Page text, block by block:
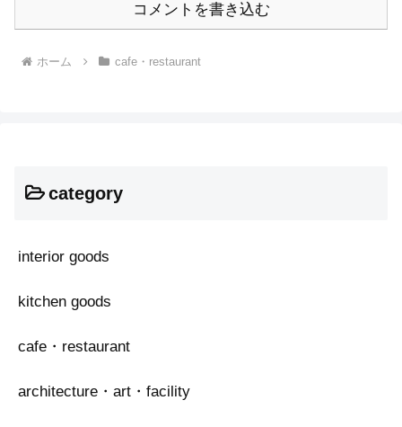
コメントを書き込む
ホーム cafe・restaurant
category
interior goods
kitchen goods
cafe・restaurant
architecture・art・facility